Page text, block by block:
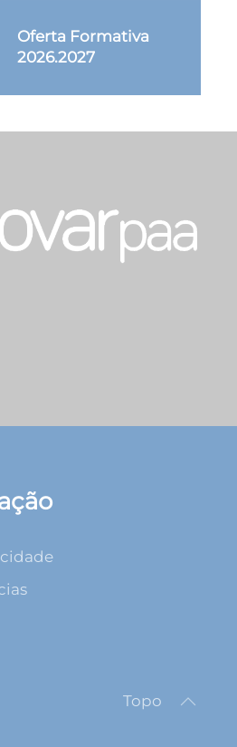
Oferta Formativa
2026.2027
Topo